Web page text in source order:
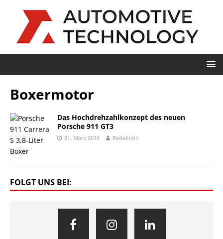
Boxermotor
Das Hochdrehzahlkonzept des neuen
Porsche 911 GT3
31. März 2013 Redaktion
FOLGT UNS BEI: